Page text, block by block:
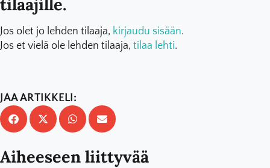
tilaajille.
Jos olet jo lehden tilaaja, kirjaudu sisään.
Jos et vielä ole lehden tilaaja, tilaa lehti.
JAA ARTIKKELI:
Aiheeseen liittyvää